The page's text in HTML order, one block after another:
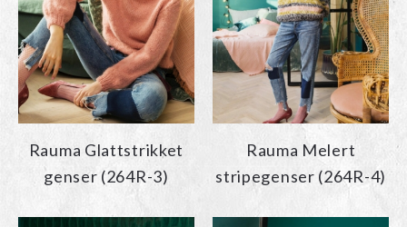
Rauma Glattstrikket
genser (264R-3)
Rauma Melert
stripegenser (264R-4)